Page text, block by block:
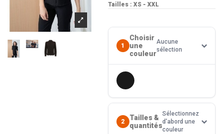
Tailles : XS - XXL
1
Choisir
une
couleur
Aucune
sélection
2
Tailles &
quantités
Sélectionnez
d'abord une
couleur